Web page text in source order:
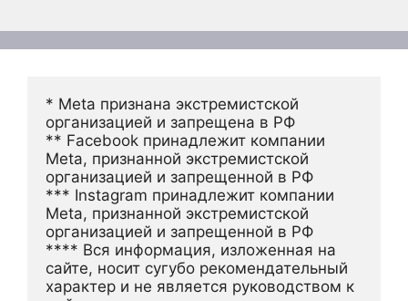
* Meta признана экстремистской
организацией и запрещена в РФ
** Facebook принадлежит компании
Meta, признанной экстремистской
организацией и запрещенной в РФ
*** Instagram принадлежит компании
Meta, признанной экстремистской
организацией и запрещенной в РФ
**** Вся информация, изложенная на
сайте, носит сугубо рекомендательный
характер и не является руководством к